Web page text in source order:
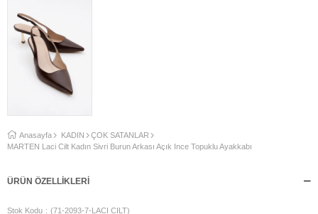
Anasayfa KADIN
ÇOK SATANLAR
MARTEN Laci Cilt Kadın Sivri Burun Arkası Açık İnce Topuklu Ayakkabı
ÜRÜN ÖZELLIKLERI
Stok Kodu (71-2093-7-LACI CILT)